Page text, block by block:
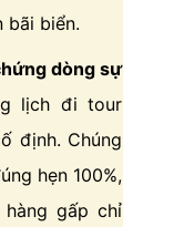
bãi biển.
dòng sự
lịch đi tour
định. Chúng
hẹn 100%,
gấp chỉ